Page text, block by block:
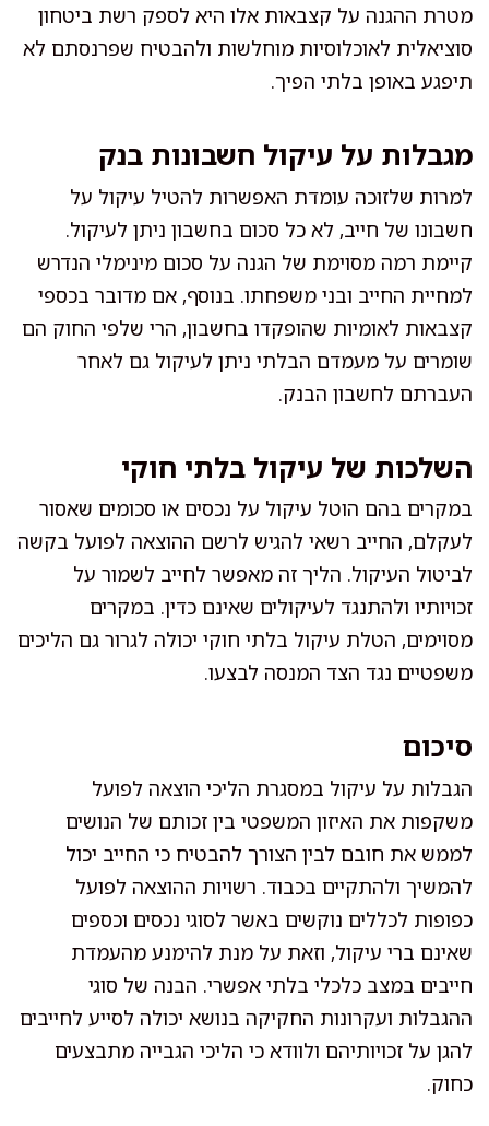
מטרת ההגנה על קצבאות אלו היא לספק רשת ביטחון
סוציאלית לאוכלוסיות מוחלשות ולהבטיח שפרנסתם לא
תיפגע באופן בלתי הפיך.
מגבלות על עיקול חשבונות בנק
למרות שלזוכה עומדת האפשרות להטיל עיקול על
חשבונו של חייב, לא כל סכום בחשבון ניתן לעיקול.
קיימת רמה מסוימת של הגנה על סכום מינימלי הנדרש
למחיית החייב ובני משפחתו. בנוסף, אם מדובר בכספי
קצבאות לאומיות שהופקדו בחשבון, הרי שלפי החוק הם
שומרים על מעמדם הבלתי ניתן לעיקול גם לאחר
העברתם לחשבון הבנק.
השלכות של עיקול בלתי חוקי
במקרים בהם הוטל עיקול על נכסים או סכומים שאסור
לעקלם, החייב רשאי להגיש לרשם ההוצאה לפועל בקשה
לביטול העיקול. הליך זה מאפשר לחייב לשמור על
זכויותיו ולהתנגד לעיקולים שאינם כדין. במקרים
מסוימים, הטלת עיקול בלתי חוקי יכולה לגרור גם הליכים
משפטיים נגד הצד המנסה לבצעו.
סיכום
הגבלות על עיקול במסגרת הליכי הוצאה לפועל
משקפות את האיזון המשפטי בין זכותם של הנושים
לממש את חובם לבין הצורך להבטיח כי החייב יכול
להמשיך ולהתקיים בכבוד. רשויות ההוצאה לפועל
כפופות לכללים נוקשים באשר לסוגי נכסים וכספים
שאינם ברי עיקול, וזאת על מנת להימנע מהעמדת
חייבים במצב כלכלי בלתי אפשרי. הבנה של סוגי
ההגבלות ועקרונות החקיקה בנושא יכולה לסייע לחייבים
להגן על זכויותיהם ולוודא כי הליכי הגבייה מתבצעים
כחוק.